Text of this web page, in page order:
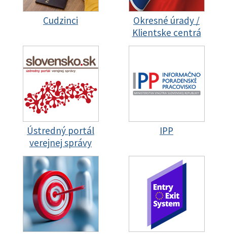
Cudzinci
Okresné úrady /
Klientske centrá
Ústredný portál
verejnej správy
IPP